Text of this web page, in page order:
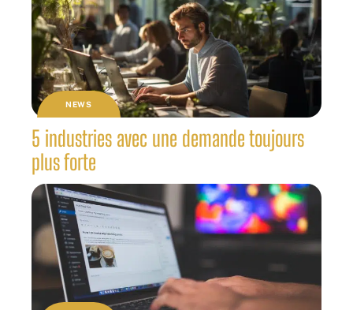
NEWS
5 industries avec une demande toujours
plus forte